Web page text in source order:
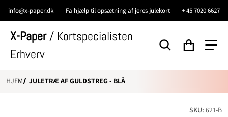
info@x-paper.dk Få hjælp til opsætning af jeres julekort + 45 7020 6627
Søg efter...
X-Paper/ Kortspecialisten
Erhverv
HJEM JULETRÆ AF GULDSTREG - BLÅ
SKU: 621-B